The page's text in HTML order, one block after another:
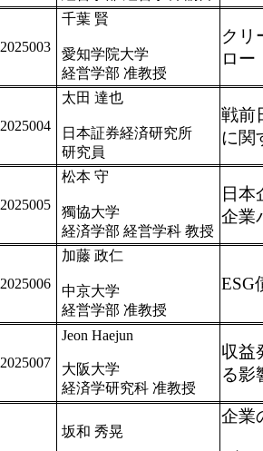
2025003
千葉 賢
愛知学院大学
経営学部 准教授
クリ
ロー
2025004
太田 達也
日本証券経済研究所
研究員
戦前
に関
2025005
松本 守
獨協大学
経済学部 経営学科 教授
日本
企業
2025006
加藤 政仁
中京大学
経営学部 准教授
ESG
2025007
Jeon Haejun
大阪大学
経済学研究科 准教授
収益
る影
坂和 秀晃
企業